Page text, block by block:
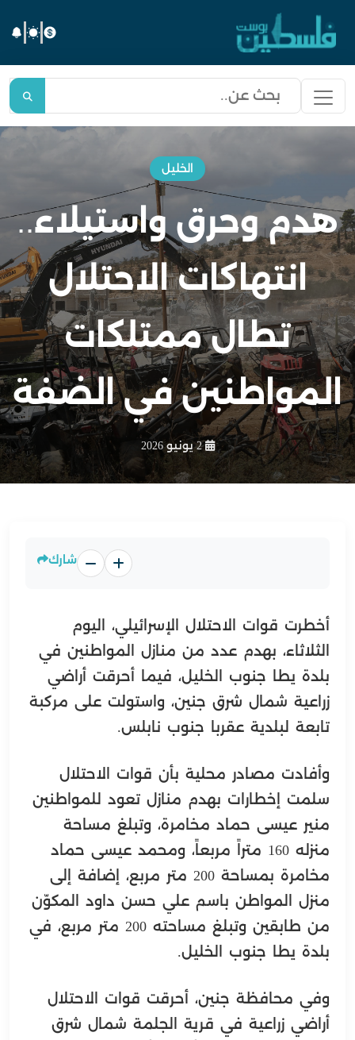
الخليل
هدم وحرق واستيلاء..
انتهاكات الاحتلال
تطال ممتلكات
المواطنين في الضفة
2 يونيو 2026
شارك
أخطرت قوات الاحتلال الإسرائيلي، اليوم
الثلاثاء، بهدم عدد من منازل المواطنين في
بلدة يطا جنوب الخليل، فيما أحرقت أراضي
زراعية شمال شرق جنين، واستولت على مركبة
تابعة لبلدية عقربا جنوب نابلس.
وأفادت مصادر محلية بأن قوات الاحتلال
سلمت إخطارات بهدم منازل تعود للمواطنين
منير عيسى حماد مخامرة، وتبلغ مساحة
منزله 160 متراً مربعاً، ومحمد عيسى حماد
مخامرة بمساحة 200 متر مربع، إضافة إلى
منزل المواطن باسم علي حسن داود المكوّن
من طابقين وتبلغ مساحته 200 متر مربع، في
بلدة يطا جنوب الخليل.
وفي محافظة جنين، أحرقت قوات الاحتلال
أراضي زراعية في قرية الجلمة شمال شرق